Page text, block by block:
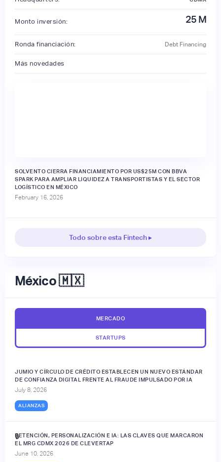
Monto inversión: 25 M
Ronda financiación: Debt Financing
Más novedades
SOLVENTO CIERRA FINANCIAMIENTO POR US$25M CON BBVA
SPARK PARA AMPLIAR LIQUIDEZ A TRANSPORTISTAS Y EL SECTOR
LOGÍSTICO EN MÉXICO
February 16, 2026
Todo sobre esta Fintech ▸
México 🇲🇽
MERCADO
STARTUPS
JUMIO Y CÍRCULO DE CRÉDITO ESTABLECEN UN NUEVO ESTÁNDAR
DE CONFIANZA DIGITAL FRENTE AL FRAUDE IMPULSADO POR IA
July 8, 2026
ALIANZAS
RETENCIÓN, PERSONALIZACIÓN E IA: LAS CLAVES QUE MARCARON
EL MRG CDMX 2026 DE CLEVERTAP
June 10, 2026
🔒